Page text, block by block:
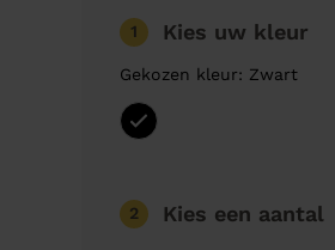
1 Kies uw kleur
Gekozen kleur: Zwart
2 Kies een aantal